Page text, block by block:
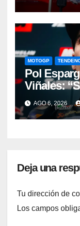
MOTOGP
Pol
Viñales:
juzgan; si
AGO 6, 2026
Deja una
Tu dirección de
Los campos